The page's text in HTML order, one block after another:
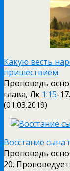
Какую весть
пришествием
Проповедь
глава, Лк 1:15-
(01.03.2019)
Восстание сына
Проповедь
20.